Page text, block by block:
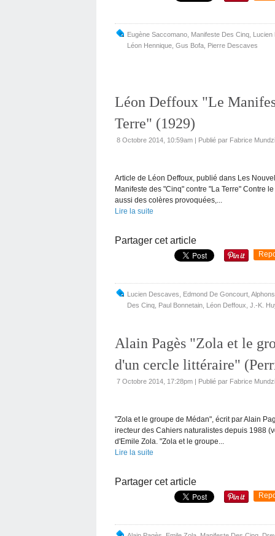
Eugène Saccomano Manifeste Des Cinq Lucien
Léon Hennique Gus Bofa Pierre Descaves
Léon Deffoux "Le
Terre" (1929)
8 Octobre 2014, 10:59am | Publié par Fabrice
Article de Léon Deffoux, publié dans Les
Manifeste des "Cinq" contre "La Terre" Contre
aussi des colères provoquées,...
Lire la suite
Partager cet article
Lucien Descaves Edmond De Goncourt
Des Cinq Paul Bonnetain Léon Deffoux J.-K.
Alain Pagès "Zola et le
d'un cercle littéraire"
7 Octobre 2014, 17:28pm | Publié par Fabrice
"Zola et le groupe de Médan", écrit par Alain
irecteur des Cahiers naturalistes depuis 1988
d'Emile Zola. "Zola et le groupe...
Lire la suite
Partager cet article